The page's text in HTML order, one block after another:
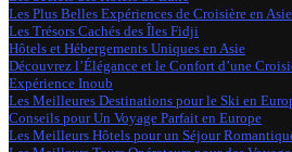
Les Plus Belles Expériences de Croisière en Asie
Les Trésors Cachés des Îles Fidji
Hôtels et Hébergements Uniques en Asie
Découvrez l’Élégance et le Confort d’une
Expérience Inoub
Les Meilleures Destinations pour le Ski en
Conseils pour Un Voyage Parfait en Europe
Les Meilleurs Hôtels pour un Séjour